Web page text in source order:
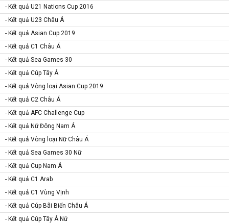
- Kết quả U21 Nations Cup 2016
- Kết quả U23 Châu Á
- Kết quả Asian Cup 2019
- Kết quả C1 Châu Á
- Kết quả Sea Games 30
- Kết quả Cúp Tây Á
- Kết quả Vòng loại Asian Cup 2019
- Kết quả C2 Châu Á
- Kết quả AFC Challenge Cup
- Kết quả Nữ Đông Nam Á
- Kết quả Vòng loại Nữ Châu Á
- Kết quả Sea Games 30 Nữ
- Kết quả Cup Nam Á
- Kết quả C1 Arab
- Kết quả C1 Vùng Vịnh
- Kết quả Cúp Bãi Biển Châu Á
- Kết quả Cúp Tây Á Nữ